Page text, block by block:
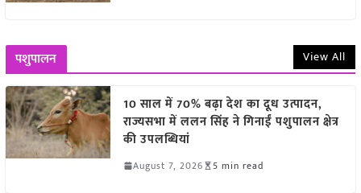
पशुपालन View All
10 साल में 70% बढ़ा देश का दूध उत्पादन,
राज्यसभा में ललन सिंह ने गिनाईं पशुपालन क्षेत्र
की उपलब्धियां
August 7, 2026 5 min read